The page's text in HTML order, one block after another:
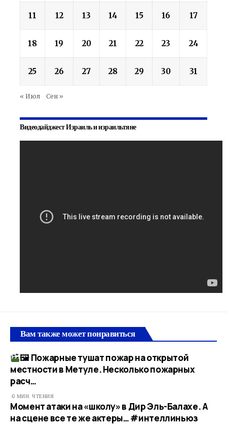
11 12 13 14 15 16 17
18 19 20 21 22 23 24
25 26 27 28 29 30 31
« Июл Сен »
Видеодайджест Израиль и израильтяне
Вам также может понравиться
🖼 Пожарные тушат пожар на открытой
местности в Метуле. Несколько пожарных
расч…​
0 МИН. ЧТЕНИЯ
Момент атаки на «школу» в Дир Эль-Балахе. А
на сцене все те же актеры… #интеллиньюз